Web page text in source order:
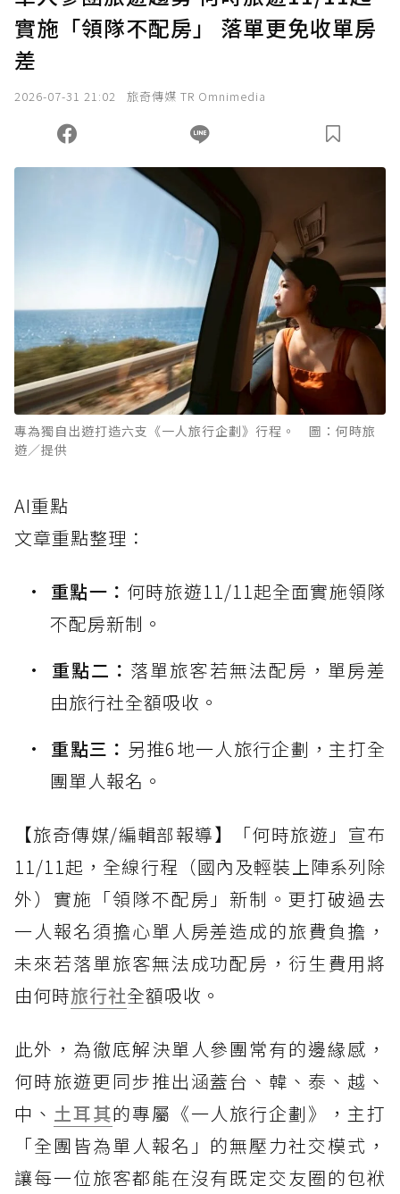
確認送出
您當前剩餘 U 利點數：0點；前往 購買點數
實施「領隊不配房」 落單更免收單房
差
2026-07-31 21:02 旅奇傳媒 TR Omnimedia
專為獨自出遊打造六支《一人旅行企劃》行程。 圖：何時旅
遊／提供
AI重點
文章重點整理：
重點一： 何時旅遊11/11起全面實施領隊
不配房新制。
重點二： 落單旅客若無法配房，單房差
由旅行社全額吸收。
重點三： 另推6地一人旅行企劃，主打全
團單人報名。
【旅奇傳媒/編輯部報導】「何時旅遊」宣布
11/11起，全線行程（國內及輕裝上陣系列除
外）實施「領隊不配房」新制。更打破過去
一人報名須擔心單人房差造成的旅費負擔，
未來若落單旅客無法成功配房，衍生費用將
由何時旅行社全額吸收。
此外，為徹底解決單人參團常有的邊緣感，
何時旅遊更同步推出涵蓋台、韓、泰、越、
中、 土耳其的專屬《一人旅行企劃》，主打
「全團皆為單人報名」的無壓力社交模式，
讓每一位旅客都能在沒有既定交友圈的包袱